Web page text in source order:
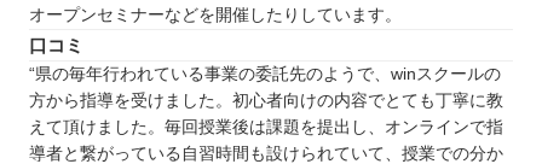
オープンセミナーなどを開催したりしています。
口コミ
“県の毎年行われている事業の委託先のようで、winスクールの
方から指導を受けました。初心者向けの内容でとても丁寧に教
えて頂けました。毎回授業後は課題を提出し、オンラインで指
導者と繋がっている自習時間も設けられていて、授業での分か